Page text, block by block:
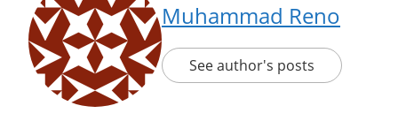
Muhammad Reno
See author's posts